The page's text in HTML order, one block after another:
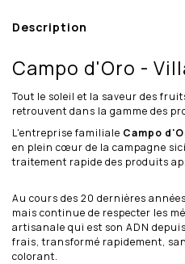
Description
Campo d'Oro -
Tout le soleil et la saveur des
retrouvent dans la gamme des
L'entreprise familiale Campo
en plein cœur de la campagne
traitement rapide des produits
Au cours des 20 dernières
mais continue de respecter les
artisanale qui est son ADN
frais, transformé rapidement,
colorant.